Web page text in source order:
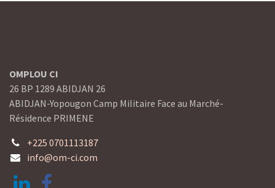
OMPLOU CI
26 BP 1289 ABIDJAN 26
ABIDJAN-Yopougon Camp Militaire Face au Marché-
Résidence PRIMENE
+225 0701113187
info@om-ci.com